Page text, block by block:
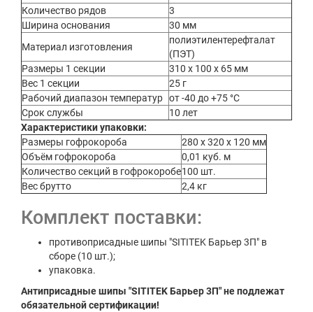
Количество рядов
3
Ширина основания
30 мм
Материал изготовления
полиэтилентерефталат
(ПЭТ)
Размеры 1 секции
310 х 100 х 65 мм
Вес 1 секции
25 г
Рабочий диапазон температур от -40 до +75 °C
Срок службы
10 лет
Характеристики упаковки:
Размеры гофрокороба
280 х 320 х 120 мм
Объём гофрокороба
0,01 куб. м
Количество секций в гофрокоробе100 шт.
Вес брутто
2,4 кг
Комплект поставки:
противоприсадные шипы "SITITEK Барьер 3П" в
сборе (10 шт.);
упаковка.
Антиприсадные шипы "SITITEK Барьер 3П" не подлежат
обязательной сертификации!